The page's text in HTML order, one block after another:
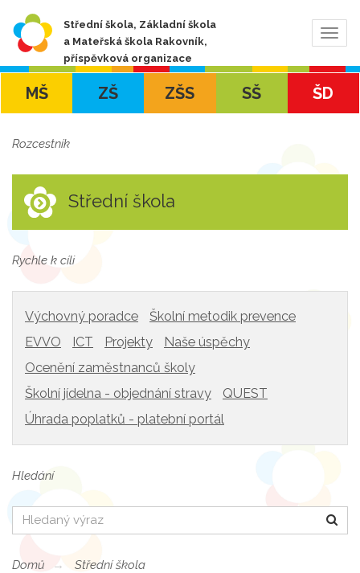
Střední škola, Základní škola
a Mateřská škola Rakovník,
příspěvková organizace
MŠ ZŠ ZŠS SŠ ŠD
Rozcestník
Střední škola
Rychle k cíli
Výchovný poradce
Školní metodik prevence
EVVO
ICT Projekty
Naše úspěchy
Ocenění zaměstnanců školy
Školní jídelna - objednání stravy
QUEST
Úhrada poplatků - platební portál
Hledání
Hledat
Domů Střední škola